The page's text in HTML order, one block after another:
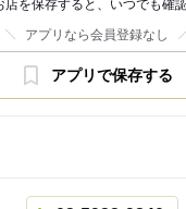
店を保存すると、いつでも確認
アプリなら会員登録なし
アプリで保存する